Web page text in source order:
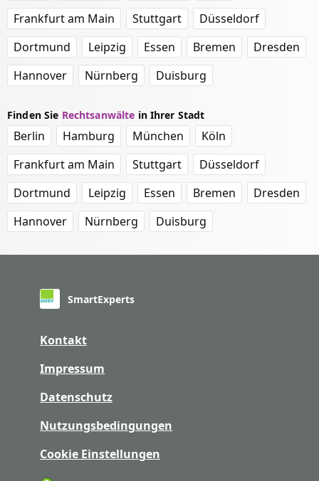
Frankfurt am Main
Stuttgart
Düsseldorf
Dortmund
Leipzig Essen Bremen
Dresden
Hannover
Nürnberg Duisburg
Finden Sie Rechtsanwälte in Ihrer Stadt
Berlin Hamburg München
Köln
Frankfurt am Main
Stuttgart
Düsseldorf
Dortmund
Leipzig Essen Bremen
Dresden
Hannover
Nürnberg Duisburg
SmartExperts
Kontakt
Impressum
Datenschutz
Nutzungsbedingungen
Cookie Einstellungen